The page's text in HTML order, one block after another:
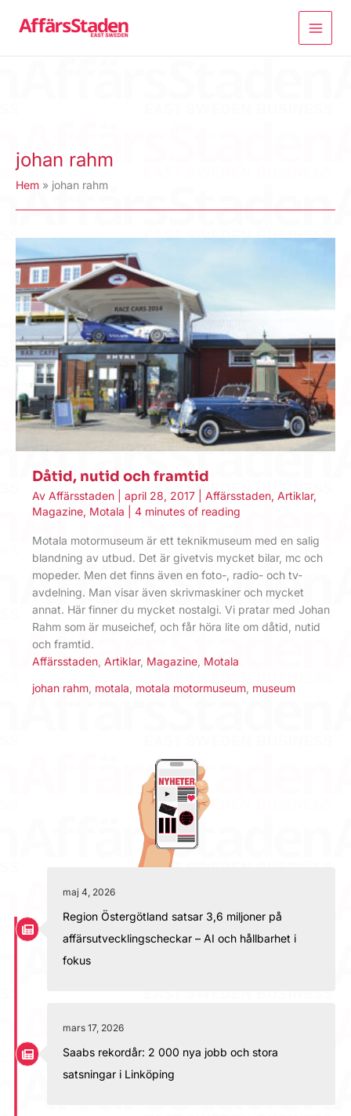
johan rahm
Hem johan rahm
Dåtid, nutid och framtid
Av Affärsstaden april 28, 2017 Affärsstaden, Artiklar,
Magazine, Motala 4 minutes of reading
Motala motormuseum är ett teknikmuseum med en salig
blandning av utbud. Det är givetvis mycket bilar, mc och
mopeder. Men det finns även en foto-, radio- och tv-
avdelning. Man visar även skrivmaskiner och mycket
annat. Här finner du mycket nostalgi. Vi pratar med Johan
Rahm som är museichef, och får höra lite om dåtid, nutid
och framtid.
Affärsstaden Artiklar, Magazine Motala
johan rahm motala motala motormuseum museum
maj 4, 2026
Region Östergötland satsar 3,6 miljoner på
affärsutvecklingscheckar – AI och hållbarhet i
fokus
mars 17, 2026
Saabs rekordår: 2 000 nya jobb och stora
satsningar i Linköping